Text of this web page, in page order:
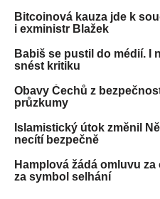
Bitcoinová kauza jde k
i exministr Blažek
Babiš se pustil do médií. I
snést kritiku
Obavy Čechů z
průzkumy
Islamistický útok změnil
necítí bezpečně
Hamplová žádá omluvu
za symbol selhání